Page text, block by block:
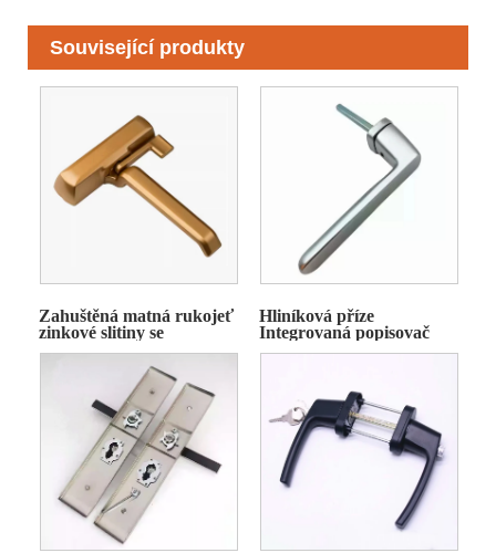
Související produkty
Zahuštěná matná rukojeť
zinkové slitiny se
základnou
Hliníková příze
Integrovaná popisovač
okna okna bez základny